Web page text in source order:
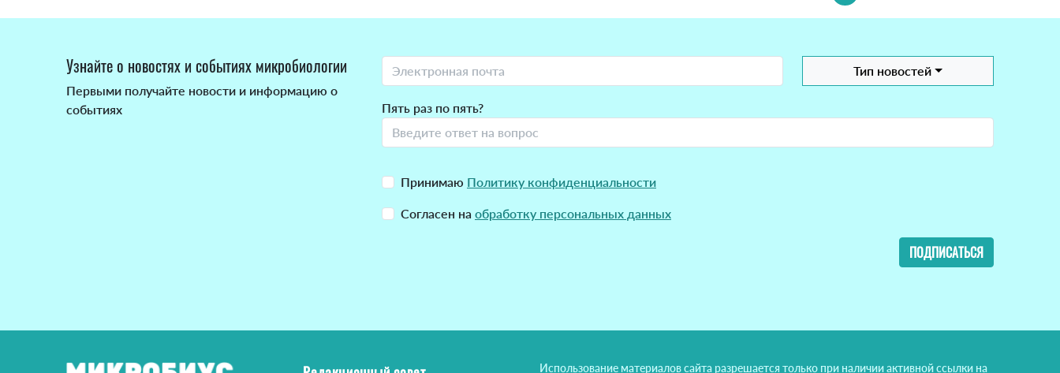
Узнайте о новостях и событиях микробиологии
Первыми получайте новости и информацию о
событиях
Тип новостей
Пять раз по пять?
Принимаю Политику конфиденциальности
Согласен на обработку персональных данных
ПОДПИСАТЬСЯ
Использование материалов сайта разрешается только при наличии активной ссылки на